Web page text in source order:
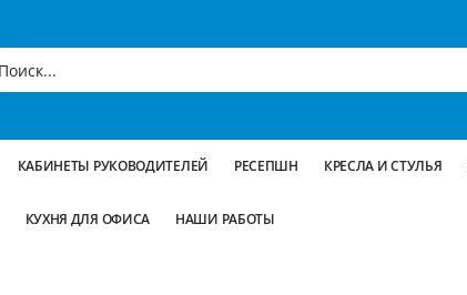
КАБИНЕТЫ РУКОВОДИТЕЛЕЙ РЕСЕПШН КРЕСЛА И СТУЛЬЯ
КУХНЯ ДЛЯ ОФИСА НАШИ РАБОТЫ